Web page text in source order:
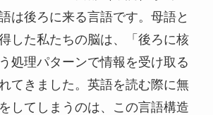
は後ろに来る言語です。母語と
した私たちの脳は、「後ろに核
処理パターンで情報を受け取る
てきました。英語を読む際に無
してしまうのは、この言語構造